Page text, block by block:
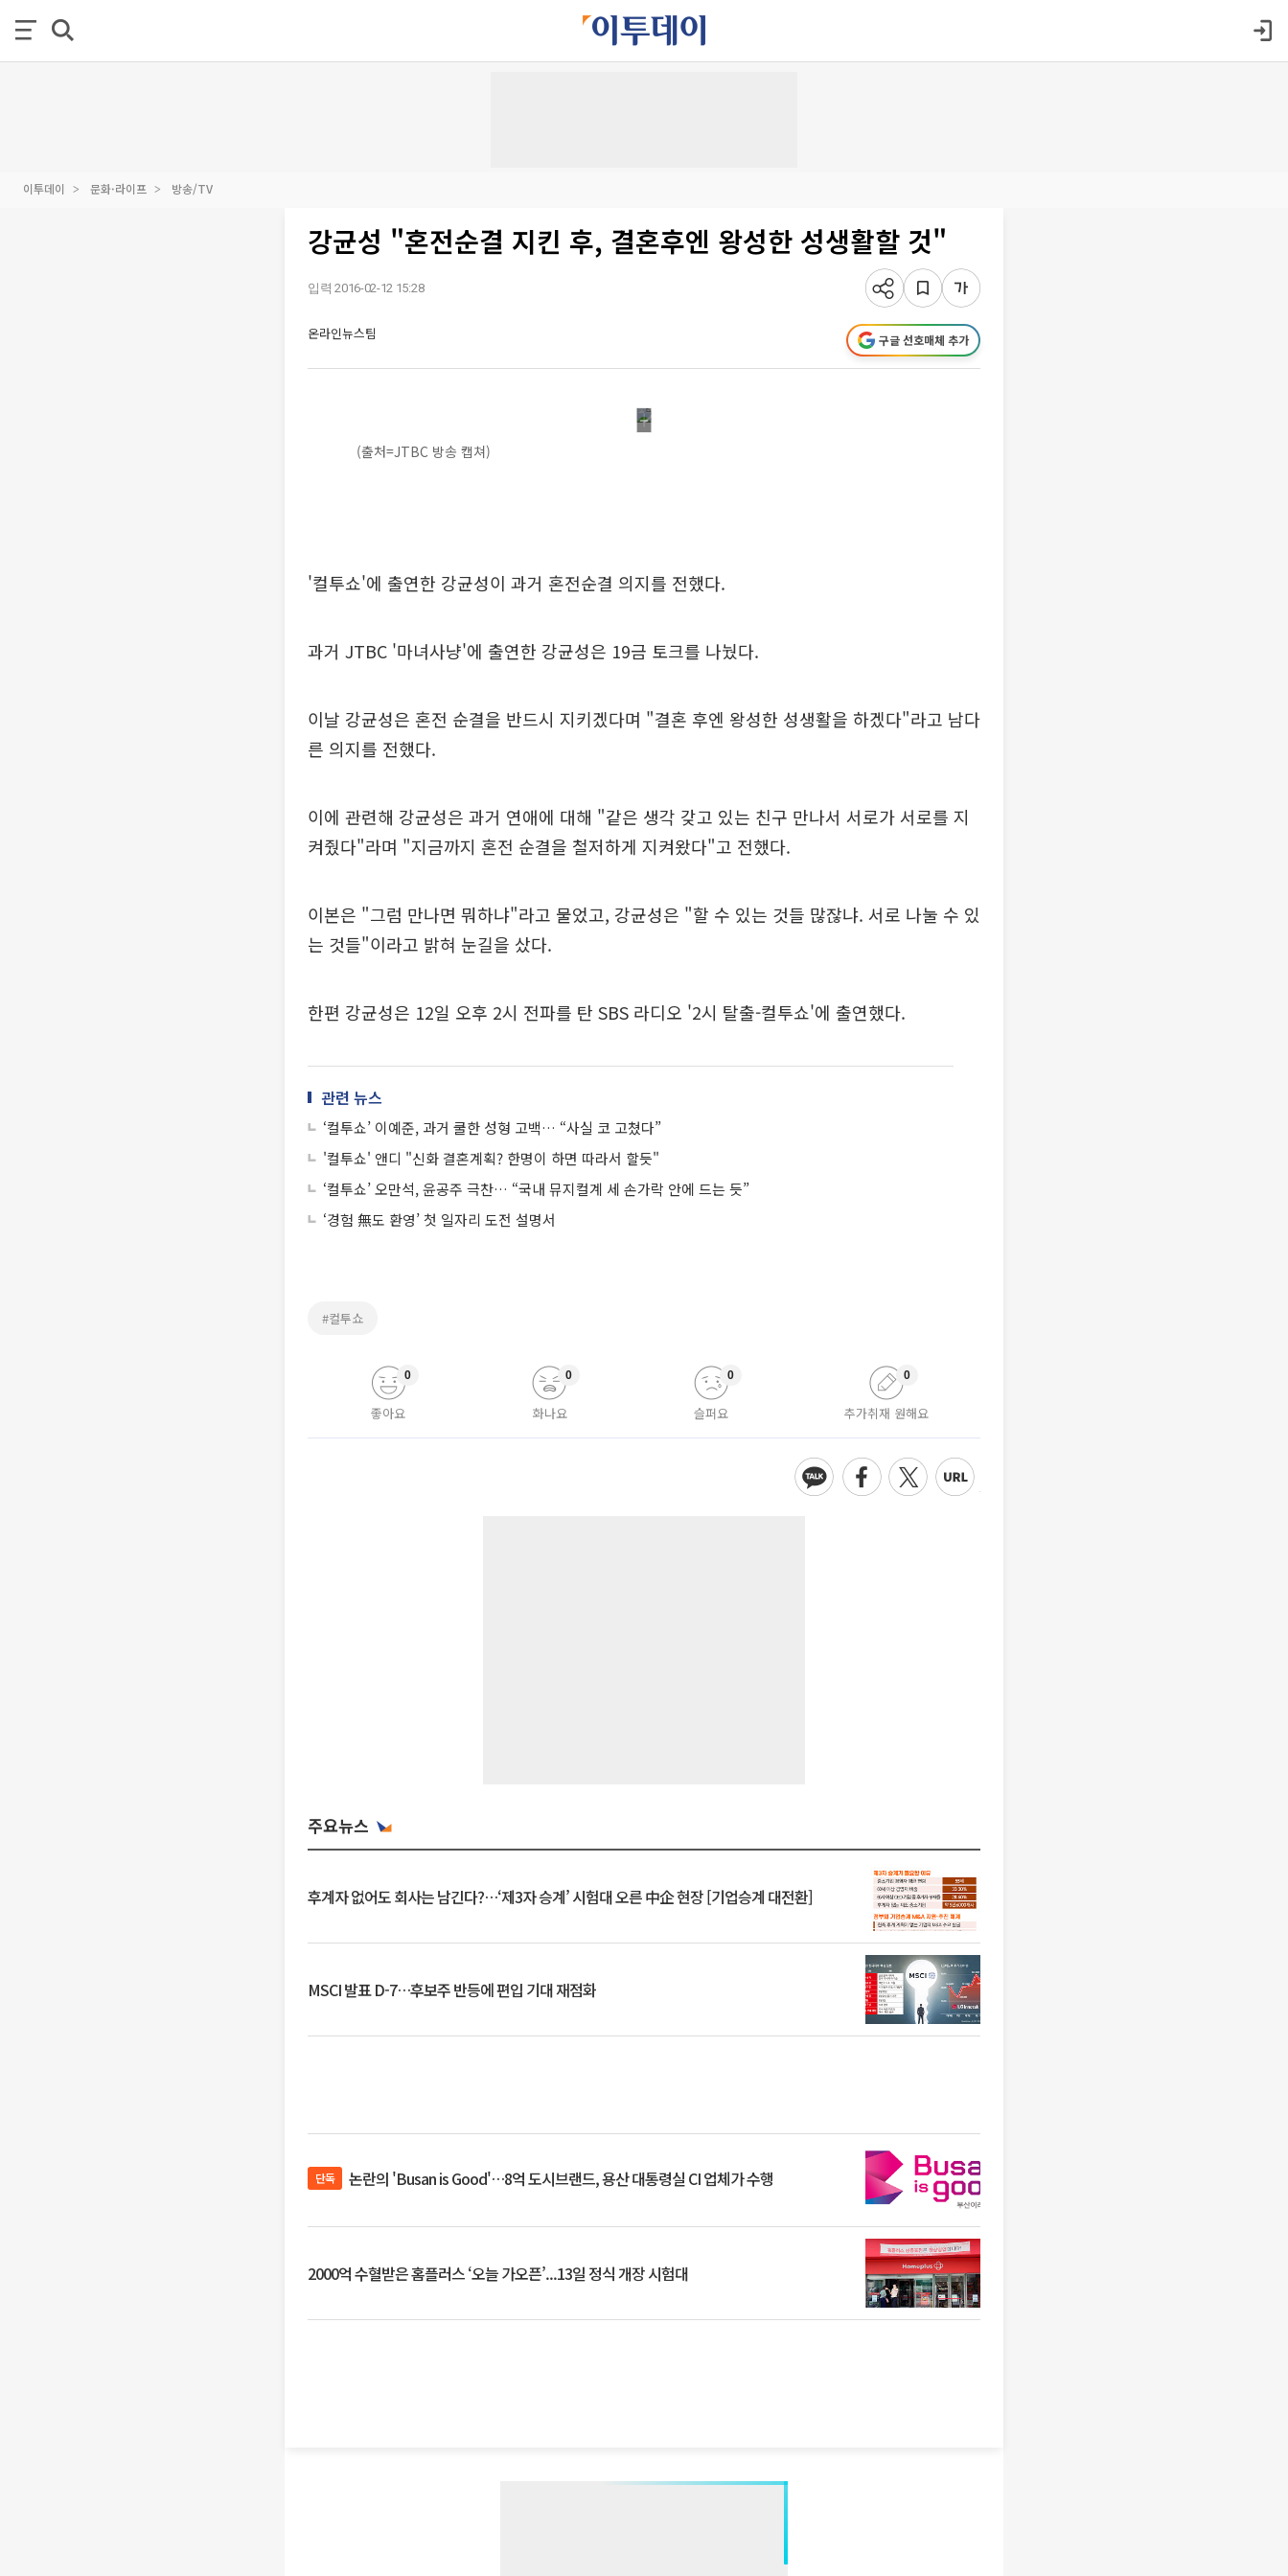
이투데이 문화·라이프 방송/TV
강균성 "혼전순결 지킨 후, 결혼후엔 왕성한 성생활할 것"
입력 2016-02-12 15:28
온라인뉴스팀 구글 선호매체 추가
(출처=JTBC 방송 캡쳐)
'컬투쇼'에 출연한 강균성이 과거 혼전순결 의지를 전했다.
과거 JTBC '마녀사냥'에 출연한 강균성은 19금 토크를 나눴다.
이날 강균성은 혼전 순결을 반드시 지키겠다며 "결혼 후엔 왕성한 성생활을 하겠다"라고 남다
른 의지를 전했다.
이에 관련해 강균성은 과거 연애에 대해 "같은 생각 갖고 있는 친구 만나서 서로가 서로를 지
켜줬다"라며 "지금까지 혼전 순결을 철저하게 지켜왔다"고 전했다.
이본은 "그럼 만나면 뭐하냐"라고 물었고, 강균성은 "할 수 있는 것들 많잖냐. 서로 나눌 수 있
는 것들"이라고 밝혀 눈길을 샀다.
한편 강균성은 12일 오후 2시 전파를 탄 SBS 라디오 '2시 탈출-컬투쇼'에 출연했다.
관련 뉴스
‘컬투쇼’ 이예준, 과거 쿨한 성형 고백… “사실 코 고쳤다”
'컬투쇼' 앤디 "신화 결혼계획? 한명이 하면 따라서 할듯"
‘컬투쇼’ 오만석, 윤공주 극찬… “국내 뮤지컬계 세 손가락 안에 드는 듯”
‘경험 無도 환영’ 첫 일자리 도전 설명서
#컬투쇼
좋아요
0
화나요
0
슬퍼요
0
추가취재 원해요
0
주요뉴스
후계자 없어도 회사는 남긴다?…‘제3자 승계’ 시험대 오른 中企 현장 [기업승계 대전환]
MSCI 발표 D-7…후보주 반등에 편입 기대 재점화
단독 논란의 'Busan is Good'…8억 도시브랜드, 용산 대통령실 CI 업체가 수행
2000억 수혈받은 홈플러스 ‘오늘 가오픈’...13일 정식 개장 시험대